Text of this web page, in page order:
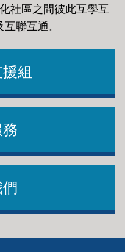
社區之間彼此互學互
互聯互通。
組